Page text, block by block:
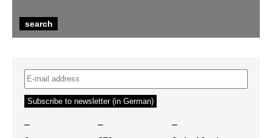
– – –